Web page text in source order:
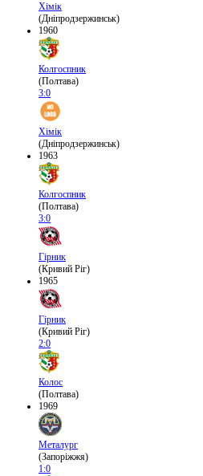
Хімік
(Дніпродзержинськ)
1960
Колгоспник
(Полтава)
3:0
Хімік
(Дніпродзержинськ)
1963
Колгоспник
(Полтава)
3:0
Гірник
(Кривий Ріг)
1965
Гірник
(Кривий Ріг)
2:0
Колос
(Полтава)
1969
Металург
(Запоріжжя)
1:0